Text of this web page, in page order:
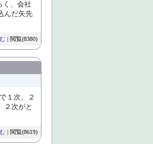
く、会社
んだ矢先
| 閲覧(8380)
１次、２
２次がと
| 閲覧(8619)